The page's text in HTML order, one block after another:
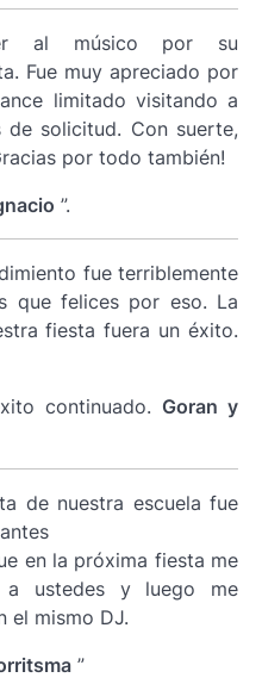
al músico por su
Fue muy apreciado por
limitado visitando a
solicitud. Con suerte,
por todo también!
”.
fue terriblemente
que felices por eso. La
fiesta fuera un éxito.
continuado. Goran y
de nuestra escuela fue
en la próxima fiesta me
ustedes y luego me
el mismo DJ.
”